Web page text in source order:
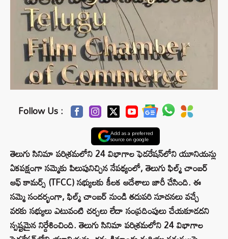
Follow Us :
Add as a preferred
source on google
తెలుగు సినిమా పరిశ్రమలోని 24 విభాగాల ఫెడరేషన్‌లోని యూనియన్లు
ఏకపక్షంగా సమ్మెకు పిలుపునిచ్చిన నేపథ్యంలో, తెలుగు ఫిల్మ్ చాంబర్
ఆఫ్ కామర్స్ (TFCC) సభ్యులకు కీలక ఆదేశాలు జారీ చేసింది. ఈ
సమ్మె సందర్భంగా, ఫిల్మ్ చాంబర్ నుండి తదుపరి సూచనలు వచ్చే
వరకు సభ్యులు ఎటువంటి చర్చలు లేదా సంప్రదింపులు చేయకూడదని
స్పష్టమైన నిర్దేశించింది. తెలుగు సినిమా పరిశ్రమలోని 24 విభాగాల